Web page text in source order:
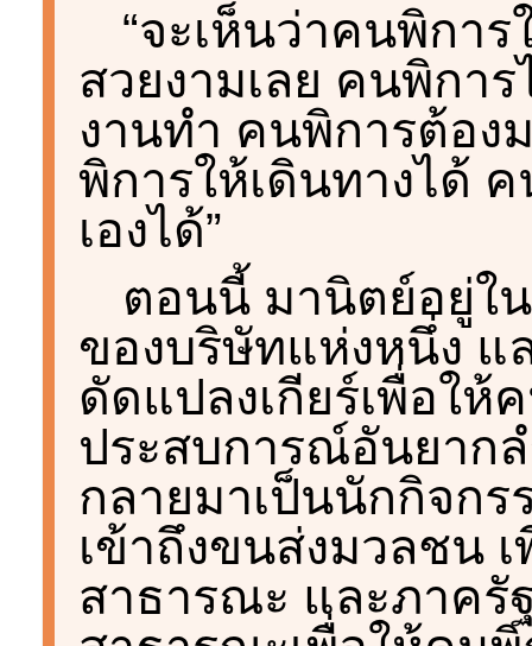
“จะเห็นว่าคนพิกา
สวยงามเลย คนพิกา
งานทำ คนพิการต้อง
พิการให้เดินทางได้
เองได้”
ตอนนี้ มานิตย์อยู่ใ
ของบริษัทแห่งหนึ่ง แ
ดัดแปลงเกียร์เพื่อให้
ประสบการณ์อันยาก
กลายมาเป็นนักกิจก
เข้าถึงขนส่งมวลชน
สาธารณะ และภาครั